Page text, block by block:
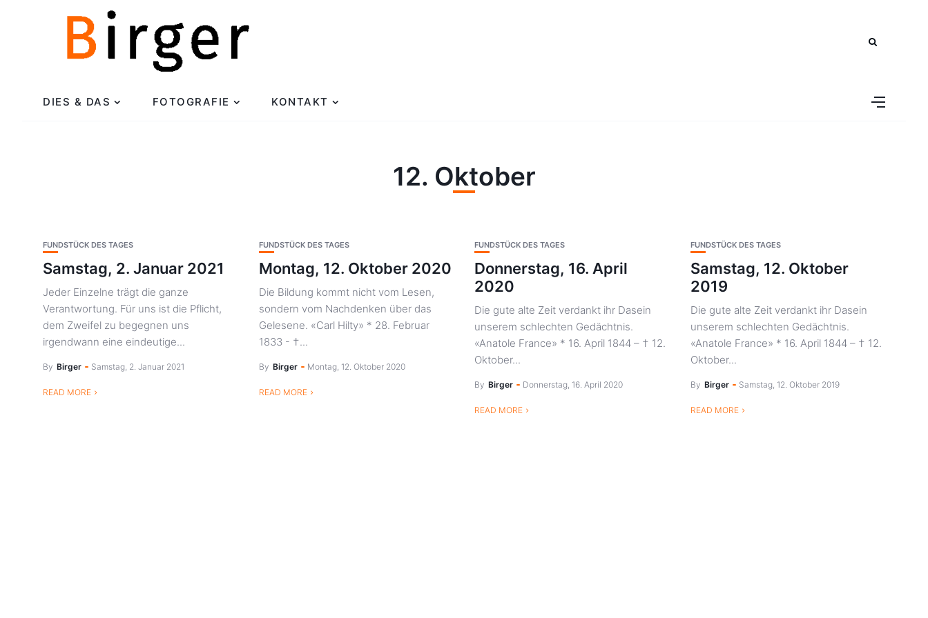
DIES & DAS FOTOGRAFIE KONTAKT
12. Oktober
FUNDSTÜCK DES TAGES
Samstag, 2. Januar 2021
Jeder Einzelne trägt die ganze
Verantwortung. Für uns ist die Pflicht,
dem Zweifel zu begegnen uns
irgendwann eine eindeutige...
By Birger Samstag, 2. Januar 2021
READ MORE
FUNDSTÜCK DES TAGES
Montag, 12. Oktober 2020
Die Bildung kommt nicht vom Lesen,
sondern vom Nachdenken über das
Gelesene. «Carl Hilty» * 28. Februar
1833 - †...
By Birger Montag, 12. Oktober 2020
READ MORE
FUNDSTÜCK DES TAGES
Donnerstag, 16. April
2020
Die gute alte Zeit verdankt ihr Dasein
unserem schlechten Gedächtnis.
«Anatole France» * 16. April 1844 – † 12.
Oktober...
By Birger Donnerstag, 16. April 2020
READ MORE
FUNDSTÜCK DES TAGES
Samstag, 12. Oktober
2019
Die gute alte Zeit verdankt ihr Dasein
unserem schlechten Gedächtnis.
«Anatole France» * 16. April 1844 – † 12.
Oktober...
By Birger Samstag, 12. Oktober 2019
READ MORE